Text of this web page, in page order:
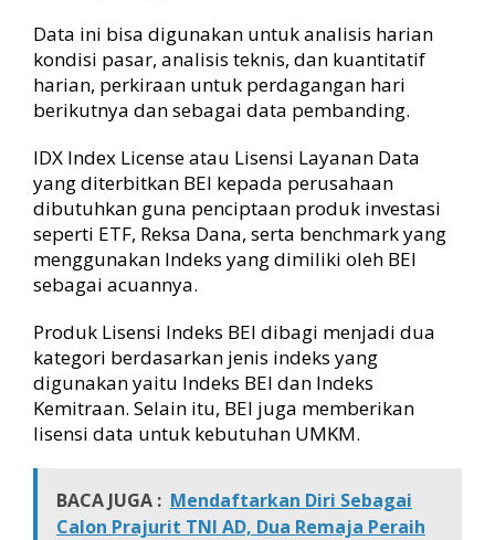
Data ini bisa digunakan untuk analisis harian
kondisi pasar, analisis teknis, dan kuantitatif
harian, perkiraan untuk perdagangan hari
berikutnya dan sebagai data pembanding.
IDX Index License atau Lisensi Layanan Data
yang diterbitkan BEI kepada perusahaan
dibutuhkan guna penciptaan produk investasi
seperti ETF, Reksa Dana, serta benchmark yang
menggunakan Indeks yang dimiliki oleh BEI
sebagai acuannya.
Produk Lisensi Indeks BEI dibagi menjadi dua
kategori berdasarkan jenis indeks yang
digunakan yaitu Indeks BEI dan Indeks
Kemitraan. Selain itu, BEI juga memberikan
lisensi data untuk kebutuhan UMKM.
BACA JUGA : Mendaftarkan Diri Sebagai
Calon Prajurit TNI AD, Dua Remaja Peraih